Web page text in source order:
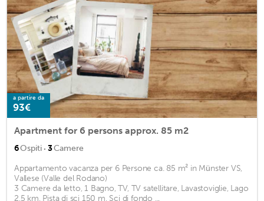
a partire da
93€
Apartment for 6 persons approx. 85 m2
6Ospiti · 3Camere
Appartamento vacanza per 6 Persone ca. 85 m² in Münster VS,
Vallese (Valle del Rodano)
3 Camere da letto, 1 Bagno, TV, TV satellitare, Lavastoviglie, Lago
2,5 km, Pista di sci 150 m, Sci di fondo ...